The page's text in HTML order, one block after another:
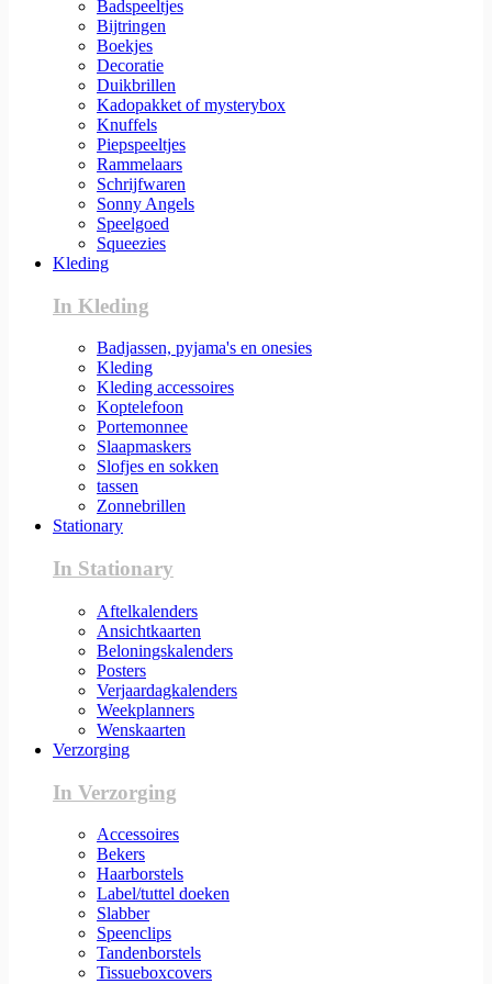
Badspeeltjes
Bijtringen
Boekjes
Decoratie
Duikbrillen
Kadopakket of mysterybox
Knuffels
Piepspeeltjes
Rammelaars
Schrijfwaren
Sonny Angels
Speelgoed
Squeezies
Kleding
In Kleding
Badjassen, pyjama's en onesies
Kleding
Kleding accessoires
Koptelefoon
Portemonnee
Slaapmaskers
Slofjes en sokken
tassen
Zonnebrillen
Stationary
In Stationary
Aftelkalenders
Ansichtkaarten
Beloningskalenders
Posters
Verjaardagkalenders
Weekplanners
Wenskaarten
Verzorging
In Verzorging
Accessoires
Bekers
Haarborstels
Label/tuttel doeken
Slabber
Speenclips
Tandenborstels
Tissueboxcovers